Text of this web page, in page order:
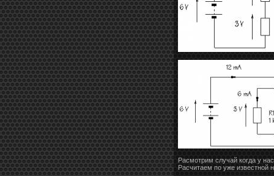
Расмотрим случай когда у
Расчитаем по уже известной